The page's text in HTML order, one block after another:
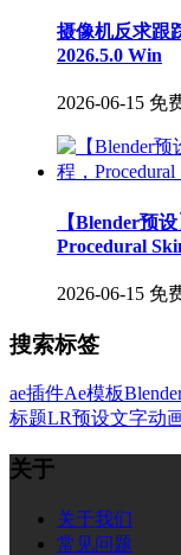
摄像机反求跟
2026.5.0 Win
2026-06-15 免
【Blender预
Procedural
2026-06-15 免
搜索标签
ae插件Ae模板
标题LR预设文字动
关于
关于我们
常见问题